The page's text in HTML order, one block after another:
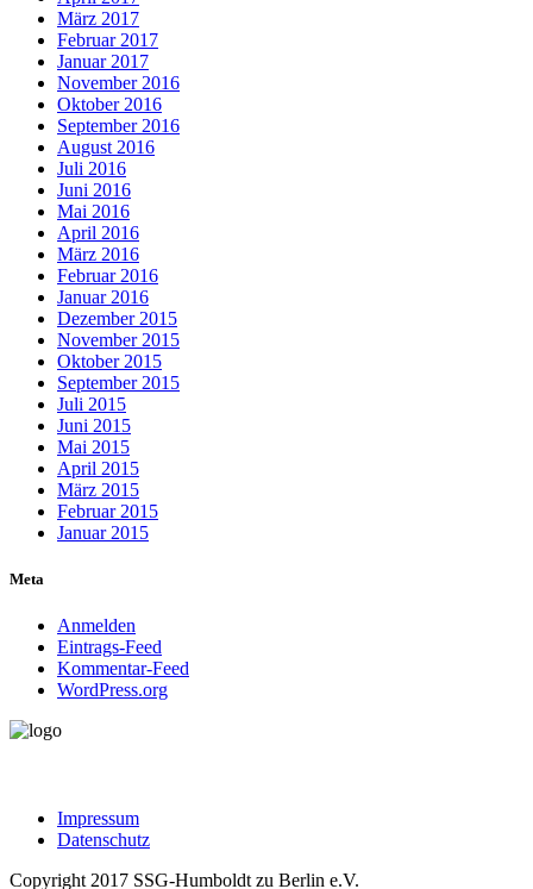
März 2017
Februar 2017
Januar 2017
November 2016
Oktober 2016
September 2016
August 2016
Juli 2016
Juni 2016
Mai 2016
April 2016
März 2016
Februar 2016
Januar 2016
Dezember 2015
November 2015
Oktober 2015
September 2015
Juli 2015
Juni 2015
Mai 2015
April 2015
März 2015
Februar 2015
Januar 2015
Meta
Anmelden
Eintrags-Feed
Kommentar-Feed
WordPress.org
Impressum
Datenschutz
Copyright 2017 SSG-Humboldt zu Berlin e.V.